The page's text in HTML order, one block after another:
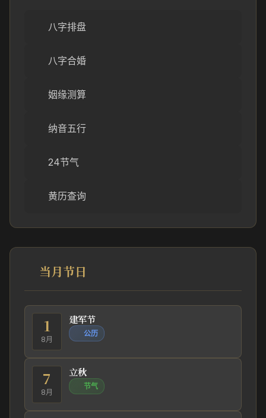
八字排盘
八字合婚
姻缘测算
纳音五行
24节气
黄历查询
当月节日
1
8月
建军节
公历
7
8月
立秋
节气